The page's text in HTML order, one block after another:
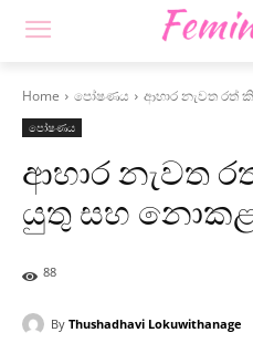
Home පෝෂණය ආහාර නැවත රත්
පෝෂණය
ආහාර නැවත
යුතු සහ නොකළ
88
By Thushadhavi Lokuwithanage